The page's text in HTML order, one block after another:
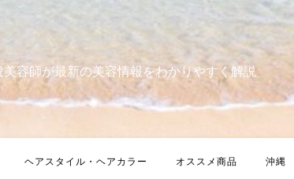
容師が最新の美容情報をわかりやすく解説
ヘアスタイル・ヘアカラー オススメ商品 沖縄